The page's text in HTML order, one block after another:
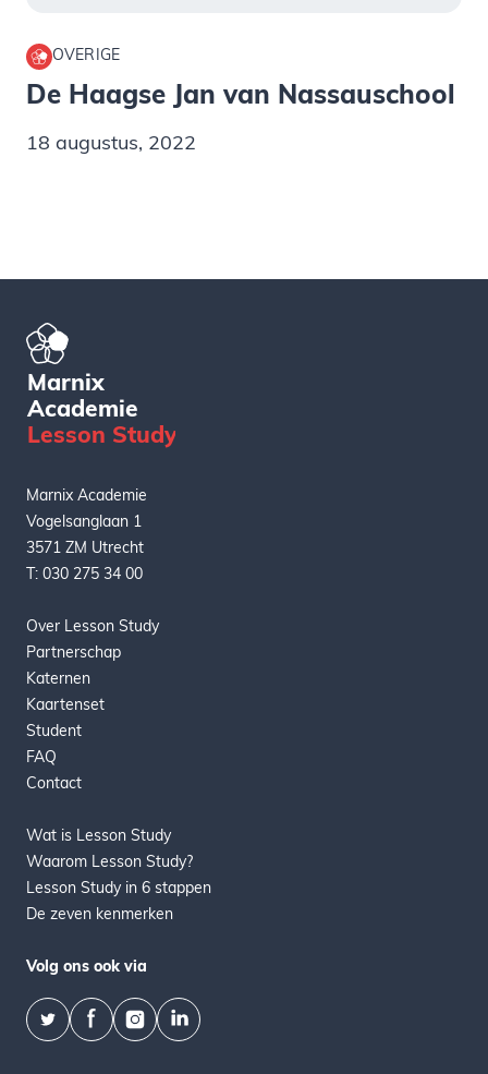
OVERIGE
De Haagse Jan van Nassauschool
18 augustus, 2022
Marnix
Academie
Lesson Study
Marnix Academie
Vogelsanglaan 1
3571 ZM Utrecht
T: 030 275 34 00
Over Lesson Study
Partnerschap
Katernen
Kaartenset
Student
FAQ
Contact
Wat is Lesson Study
Waarom Lesson Study?
Lesson Study in 6 stappen
De zeven kenmerken
Volg ons ook via